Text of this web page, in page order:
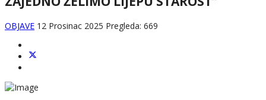
OBJAVE 12 Prosinac 2025 Pregleda: 669